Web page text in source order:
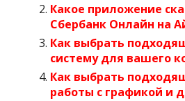
Какое приложение
Сбербанк Онлайн на
Как выбрать
систему для вашего
Как выбрать
работы с графикой и